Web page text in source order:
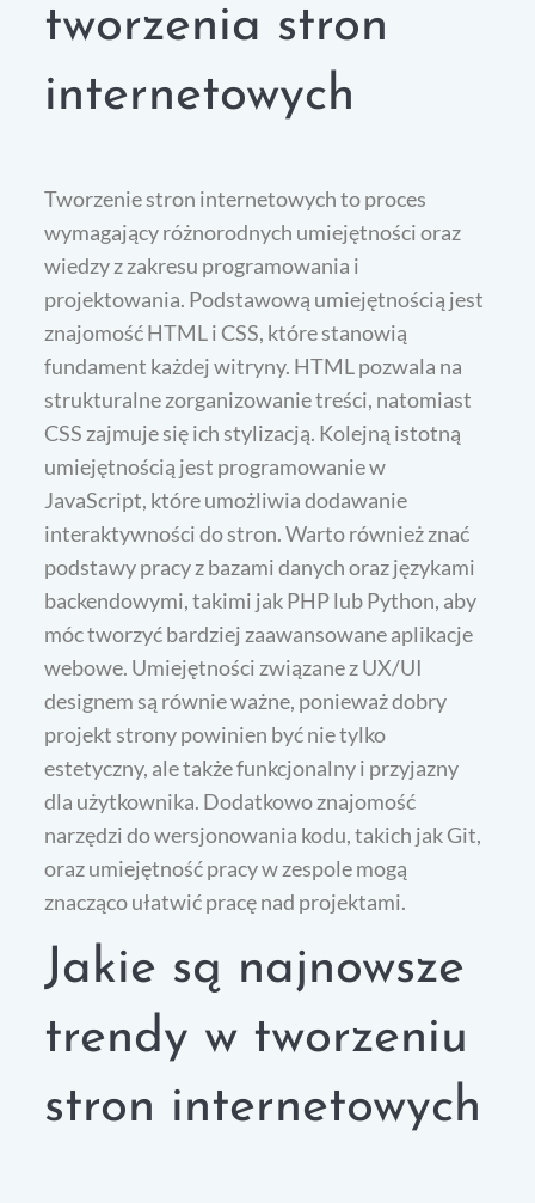
tworzenia stron
internetowych
Tworzenie stron internetowych to proces
wymagający różnorodnych umiejętności oraz
wiedzy z zakresu programowania i
projektowania. Podstawową umiejętnością jest
znajomość HTML i CSS, które stanowią
fundament każdej witryny. HTML pozwala na
strukturalne zorganizowanie treści, natomiast
CSS zajmuje się ich stylizacją. Kolejną istotną
umiejętnością jest programowanie w
JavaScript, które umożliwia dodawanie
interaktywności do stron. Warto również znać
podstawy pracy z bazami danych oraz językami
backendowymi, takimi jak PHP lub Python, aby
móc tworzyć bardziej zaawansowane aplikacje
webowe. Umiejętności związane z UX/UI
designem są równie ważne, ponieważ dobry
projekt strony powinien być nie tylko
estetyczny, ale także funkcjonalny i przyjazny
dla użytkownika. Dodatkowo znajomość
narzędzi do wersjonowania kodu, takich jak Git,
oraz umiejętność pracy w zespole mogą
znacząco ułatwić pracę nad projektami.
Jakie są najnowsze
trendy w tworzeniu
stron internetowych